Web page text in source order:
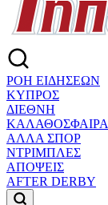
ΡΟΗ ΕΙΔΗΣΕΩΝ
ΚΥΠΡΟΣ
ΔΙΕΘΝΗ
ΚΑΛΑΘΟΣΦΑΙΡΑ
ΑΛΛΑ ΣΠΟΡ
ΝΤΡΙΜΠΛΕΣ
ΑΠΟΨΕΙΣ
AFTER DERBY